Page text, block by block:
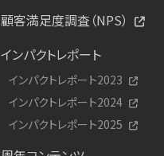
顧客満足度調査（NPS）
インパクトレポート
インパクトレポート2023
インパクトレポート2024
インパクトレポート2025